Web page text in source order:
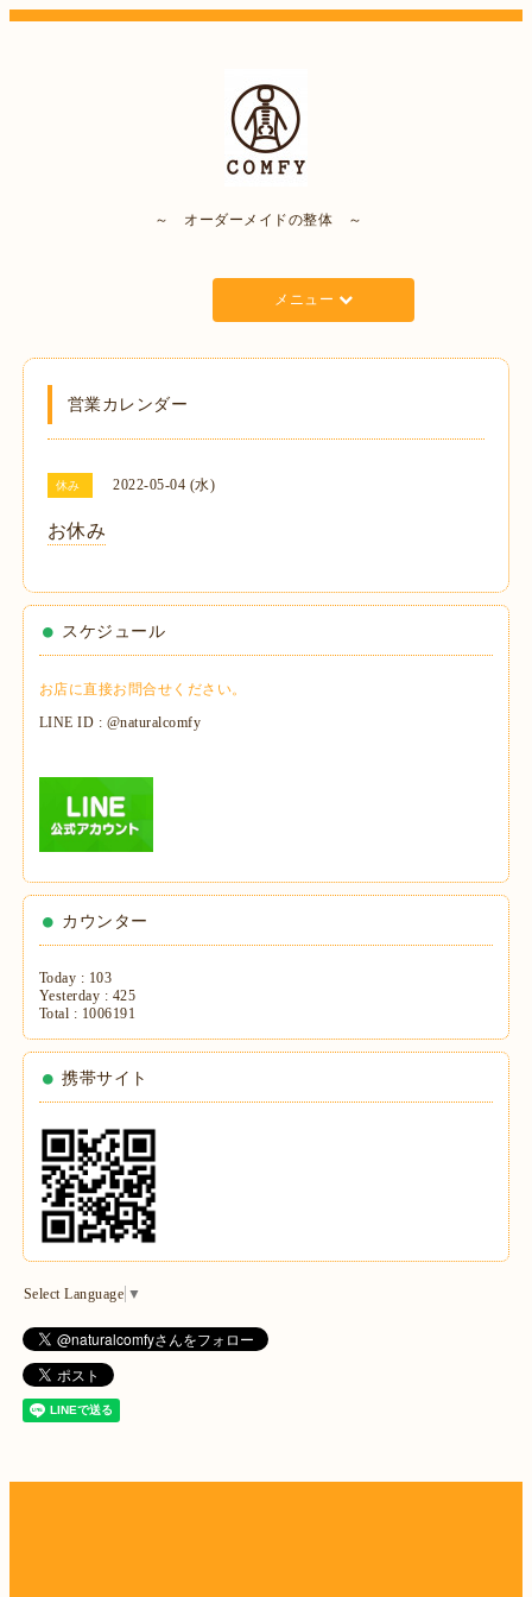
～ オーダーメイドの整体 ～
メニュー
営業カレンダー
休み 2022-05-04 (水)
お休み
スケジュール
お店に直接お問合せください。
LINE ID : @naturalcomfy
カウンター
Today : 103
Yesterday : 425
Total : 1006191
携帯サイト
Select Language ▼